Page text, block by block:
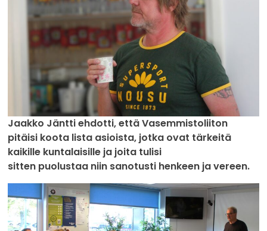
Jaakko Jäntti ehdotti, että Vasemmistoliiton
pitäisi koota lista asioista, jotka ovat tärkeitä
kaikille kuntalaisille ja joita tulisi
sitten puolustaa niin sanotusti henkeen ja vereen.